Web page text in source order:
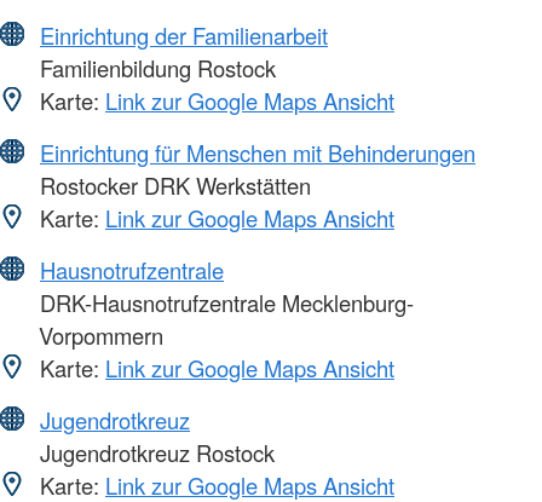
Einrichtung der Familienarbeit
Familienbildung Rostock
Karte: Link zur Google Maps Ansicht
Einrichtung für Menschen mit Behinderungen
Rostocker DRK Werkstätten
Karte: Link zur Google Maps Ansicht
Hausnotrufzentrale
DRK-Hausnotrufzentrale Mecklenburg-
Vorpommern
Karte: Link zur Google Maps Ansicht
Jugendrotkreuz
Jugendrotkreuz Rostock
Karte: Link zur Google Maps Ansicht